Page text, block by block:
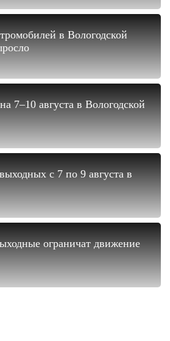
в Вологодской
7–10 августа в Вологодской
с 7 по 9 августа в
ограничат движение